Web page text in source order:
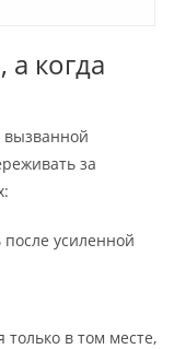
а когда
за
усиленной
в том месте,